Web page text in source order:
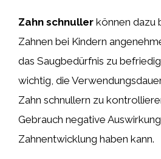
Zahn schnuller können dazu
Zahnen bei Kindern
das Saugbedürfnis zu
wichtig, die
Zahn schnullern zu
Gebrauch negative
Zahnentwicklung haben kann.